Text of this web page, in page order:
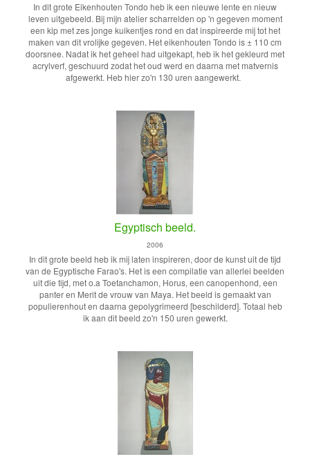
In dit grote Eikenhouten Tondo heb ik een nieuwe lente en nieuw
leven uitgebeeld. Bij mijn atelier scharrelden op 'n gegeven moment
een kip met zes jonge kuikentjes rond en dat inspireerde mij tot het
maken van dit vrolijke gegeven. Het eikenhouten Tondo is ± 110 cm
doorsnee. Nadat ik het geheel had uitgekapt, heb ik het gekleurd met
acrylverf, geschuurd zodat het oud werd en daarna met matvernis
afgewerkt. Heb hier zo'n 130 uren aangewerkt.
Egyptisch beeld.
2006
In dit grote beeld heb ik mij laten inspireren, door de kunst uit de tijd
van de Egyptische Farao's. Het is een compilatie van allerlei beelden
uit die tijd, met o.a Toetanchamon, Horus, een canopenhond, een
panter en Merit de vrouw van Maya. Het beeld is gemaakt van
populierenhout en daarna gepolygrimeerd [beschilderd]. Totaal heb
ik aan dit beeld zo'n 150 uren gewerkt.